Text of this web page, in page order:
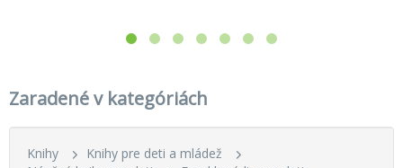
Zaradené v kategóriách
Knihy
Knihy pre deti a mládež